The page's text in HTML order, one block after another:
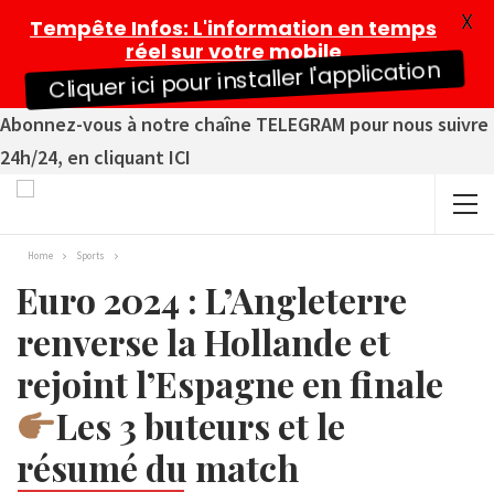
Abonnez-vous à notre chaîne TELEGRAM pour nous suivre
24h/24, en cliquant ICI
Home Sports
Euro 2024 : L’Angleterre
renverse la Hollande et
rejoint l’Espagne en finale
Les 3 buteurs et le
résumé du match
Tempête Infos: L'information en temps
réel sur votre mobile
Cliquer ici pour installer l'application
X